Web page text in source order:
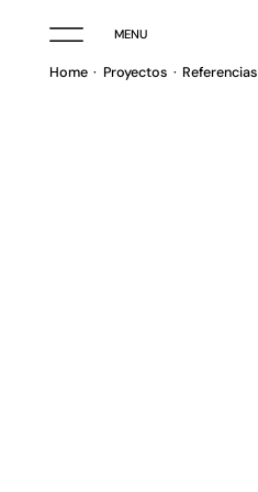
MENU
Home Proyectos Referencias